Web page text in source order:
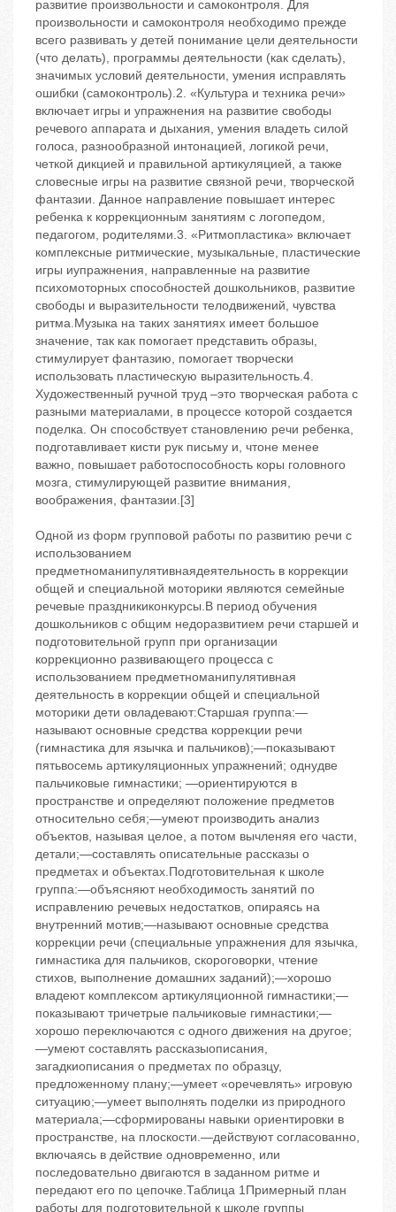
развитие произвольности и самоконтроля. Для
произвольности и самоконтроля необходимо прежде
всего развивать у детей понимание цели деятельности
(что делать), программы деятельности (как сделать),
значимых условий деятельности, умения исправлять
ошибки (самоконтроль).2. «Культура и техника речи»
включает игры и упражнения на развитие свободы
речевого аппарата и дыхания, умения владеть силой
голоса, разнообразной интонацией, логикой речи,
четкой дикцией и правильной артикуляцией, а также
словесные игры на развитие связной речи, творческой
фантазии. Данное направление повышает интерес
ребенка к коррекционным занятиям с логопедом,
педагогом, родителями.3. «Ритмопластика» включает
комплексные ритмические, музыкальные, пластические
игры иупражнения, направленные на развитие
психомоторных способностей дошкольников, развитие
свободы и выразительности телодвижений, чувства
ритма.Музыка на таких занятиях имеет большое
значение, так как помогает представить образы,
стимулирует фантазию, помогает творчески
использовать пластическую выразительность.4.
Художественный ручной труд –это творческая работа с
разными материалами, в процессе которой создается
поделка. Он способствует становлению речи ребенка,
подготавливает кисти рук письму и, чтоне менее
важно, повышает работоспособность коры головного
мозга, стимулирующей развитие внимания,
воображения, фантазии.[3]
Одной из форм групповой работы по развитию речи с
использованием
предметноманипулятивнаядеятельность в коррекции
общей и специальной моторики являются семейные
речевые праздникиконкурсы.В период обучения
дошкольников с общим недоразвитием речи старшей и
подготовительной групп при организации
коррекционно развивающего процесса с
использованием предметноманипулятивная
деятельность в коррекции общей и специальной
моторики дети овладевают:Старшая группа:—
называют основные средства коррекции речи
(гимнастика для язычка и пальчиков);—показывают
пятьвосемь артикуляционных упражнений; однудве
пальчиковые гимнастики; —ориентируются в
пространстве и определяют положение предметов
относительно себя;—умеют производить анализ
объектов, называя целое, а потом вычленяя его части,
детали;—составлять описательные рассказы о
предметах и объектах.Подготовительная к школе
группа:—объясняют необходимость занятий по
исправлению речевых недостатков, опираясь на
внутренний мотив;—называют основные средства
коррекции речи (специальные упражнения для язычка,
гимнастика для пальчиков, скороговорки, чтение
стихов, выполнение домашних заданий);—хорошо
владеют комплексом артикуляционной гимнастики;—
показывают тричетрые пальчиковые гимнастики;—
хорошо переключаются с одного движения на другое;
—умеют составлять рассказыописания,
загадкиописания о предметах по образцу,
предложенному плану;—умеет «оречевлять» игровую
ситуацию;—умеет выполнять поделки из природного
материала;—сформированы навыки ориентировки в
пространстве, на плоскости.—действуют согласованно,
включаясь в действие одновременно, или
последовательно двигаются в заданном ритме и
передают его по цепочке.Таблица 1Примерный план
работы для подготовительной к школе группы